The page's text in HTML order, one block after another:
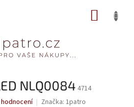
NLQ0084 4714
Značka: 1patro